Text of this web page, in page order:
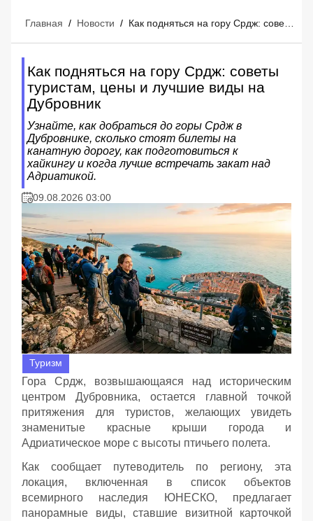
Главная / Новости /
Как подняться на гору Срдж: советы
туристам, цены и лучшие виды на
Дубровник
Узнайте, как добраться до горы Срдж в
Дубровнике, сколько стоят билеты на
канатную дорогу, как подготовиться к
хайкингу и когда лучше встречать закат над
Адриатикой.
09.08.2026 03:00
Туризм
Гора Срдж, возвышающаяся над историческим
центром Дубровника, остается главной точкой
притяжения для туристов, желающих увидеть
знаменитые красные крыши города и
Адриатическое море с высоты птичьего полета.
Как сообщает путеводитель по региону, эта
локация, включенная в список объектов
всемирного наследия ЮНЕСКО, предлагает
панорамные виды, ставшие визитной карточкой